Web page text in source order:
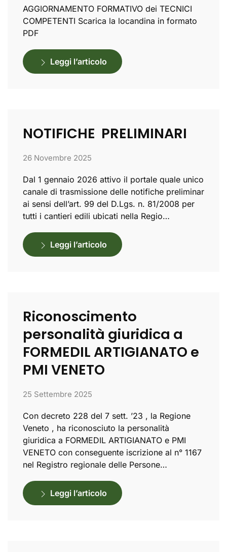
AGGIORNAMENTO FORMATIVO dei TECNICI
COMPETENTI Scarica la locandina in formato
PDF
Leggi l’articolo
NOTIFICHE PRELIMINARI
26 Novembre 2025
Dal 1 gennaio 2026 attivo il portale quale unico
canale di trasmissione delle notifiche preliminar
ai sensi dell’art. 99 del D.Lgs. n. 81/2008 per
tutti i cantieri edili ubicati nella Regio…
Leggi l’articolo
Riconoscimento
personalità giuridica a
FORMEDIL ARTIGIANATO e
PMI VENETO
25 Settembre 2025
Con decreto 228 del 7 sett. ’23 , la Regione
Veneto , ha riconosciuto la personalità
giuridica a FORMEDIL ARTIGIANATO e PMI
VENETO con conseguente iscrizione al n° 1167
nel Registro regionale delle Persone…
Leggi l’articolo